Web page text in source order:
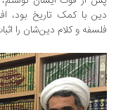
با کمک تاریخ بود،
و کلام دین‌شان را اثبات